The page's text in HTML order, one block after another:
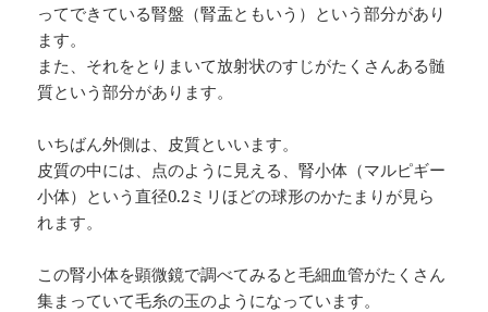
ってできている腎盤（腎盂ともいう）という部分があり
ます。
また、それをとりまいて放射状のすじがたくさんある髄
質という部分があります。
いちばん外側は、皮質といいます。
皮質の中には、点のように見える、腎小体（マルピギー
小体）という直径0.2ミリほどの球形のかたまりが見ら
れます。
この腎小体を顕微鏡で調べてみると毛細血管がたくさん
集まっていて毛糸の玉のようになっています。